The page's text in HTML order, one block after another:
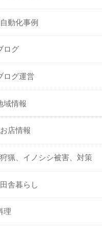
自動化事例
ログ
ログ運営
域情報
お店情報
狩猟、イノシシ被害、対策
田舎暮らし
理